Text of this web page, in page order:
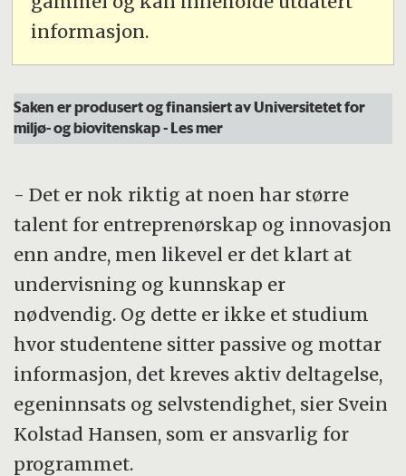
informasjon.
Saken er produsert og finansiert av Universitetet for
miljø- og biovitenskap- Les mer
- Det er nok riktig at noen har større
talent for entreprenørskap og innovasjon
enn andre, men likevel er det klart at
undervisning og kunnskap er
nødvendig. Og dette er ikke et studium
hvor studentene sitter passive og mottar
informasjon, det kreves aktiv deltagelse,
egeninnsats og selvstendighet, sier Svein
Kolstad Hansen, som er ansvarlig for
programmet.